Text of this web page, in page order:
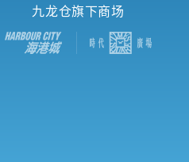
九龙仓旗下商场